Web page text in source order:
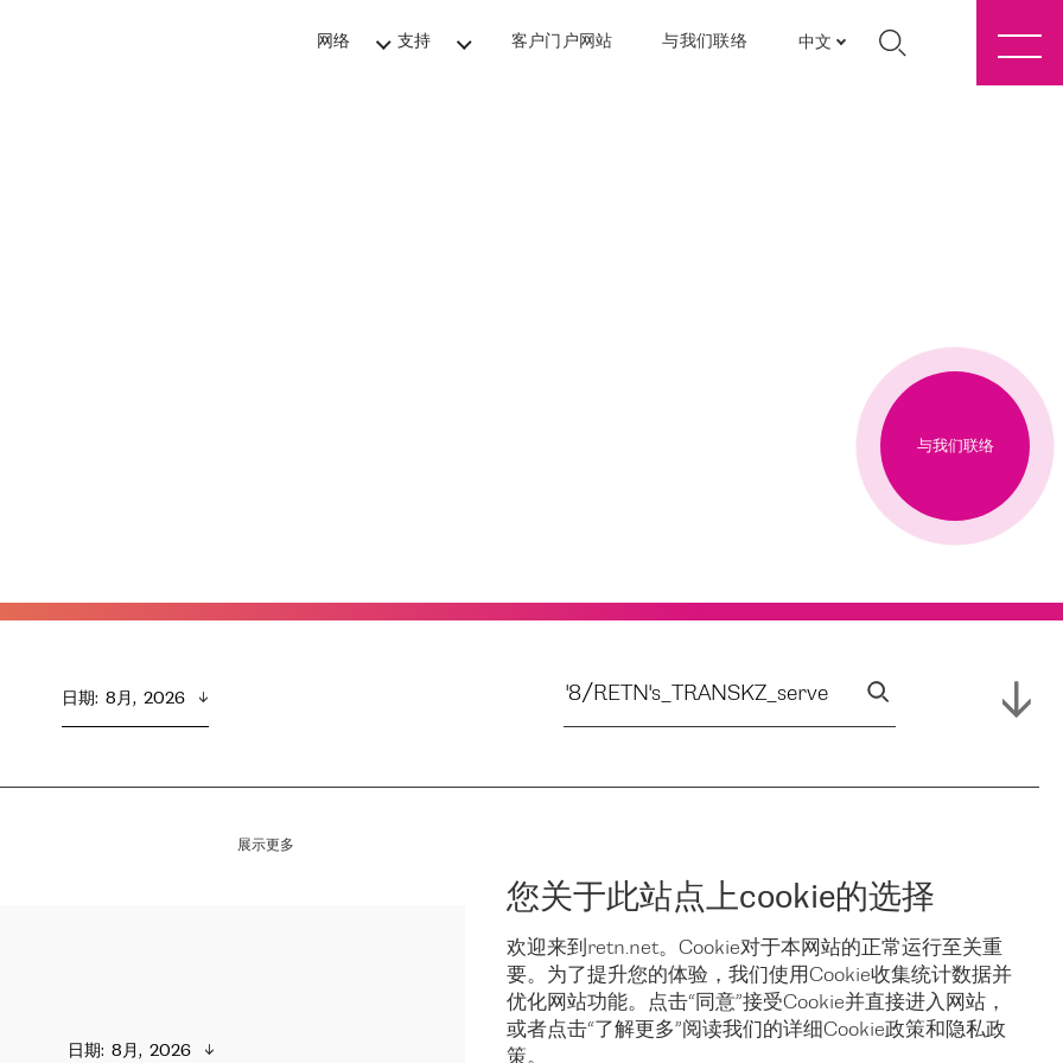
网络 支持 客户门户网站 与我们联络 中文
您关于此站点上cookie的选择
欢迎来到retn.net。Cookie对于本网站的正常运行至关重
要。为了提升您的体验，我们使用Cookie收集统计数据并
优化网站功能。点击“同意”接受Cookie并直接进入网站，
或者点击“了解更多”阅读我们的详细Cookie政策和隐私政
策。
与我们联络
日期: 8月,  2026
展示更多
日期: 8月,  2026